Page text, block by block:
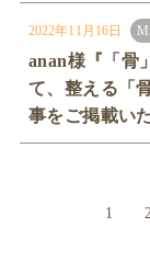
2022年11月16日
anan様『「骨
て、整える「
事をご掲載い
1